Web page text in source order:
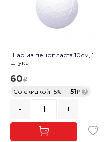
Шар из пенопласта 10см, 1
штука
60
Со скидкой 15% — 51 ?
- +